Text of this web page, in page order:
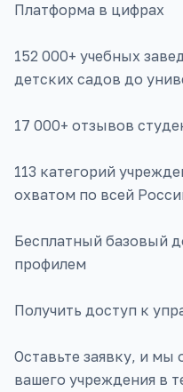
Платформа в цифрах
152 000+ учебных
детских садов до
17 000+ отзывов
113 категорий
охватом по всей
Бесплатный базовый
профилем
Получить доступ к
Оставьте заявку, и
вашего учреждения в